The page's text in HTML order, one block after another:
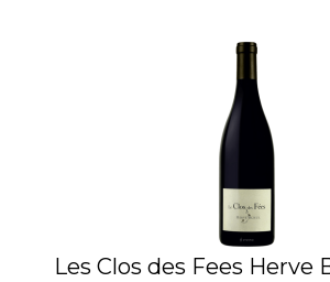
Les Clos des Fees Herve